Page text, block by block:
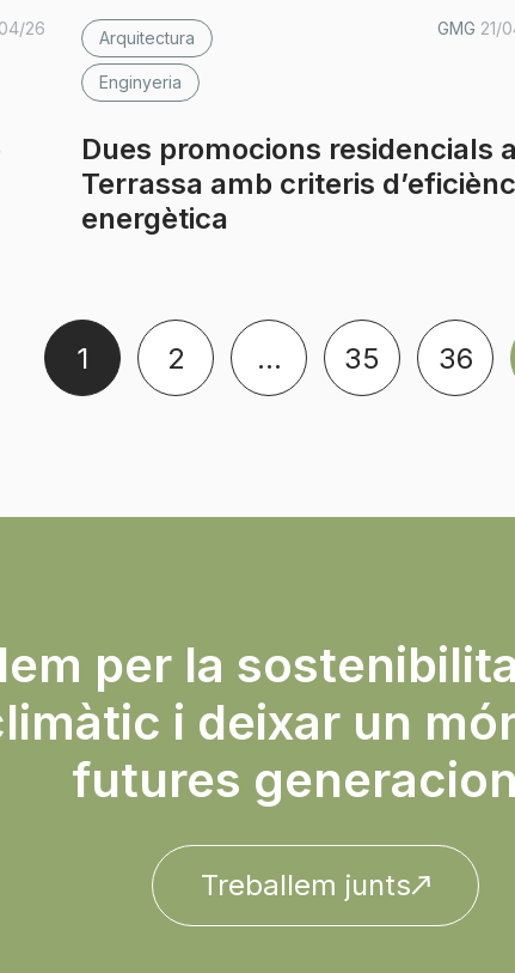
26 Arquitectura
Enginyeria
GMG 21/
Dues promocions residencials a
Terrassa amb criteris
energètica
1 2 … 35 36
per la
i deixar un
futures
Treballem junts